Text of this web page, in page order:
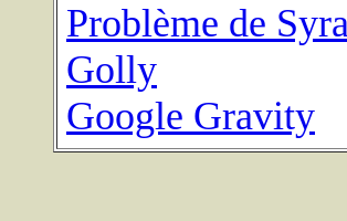
Problème de
Golly
Google Gravity